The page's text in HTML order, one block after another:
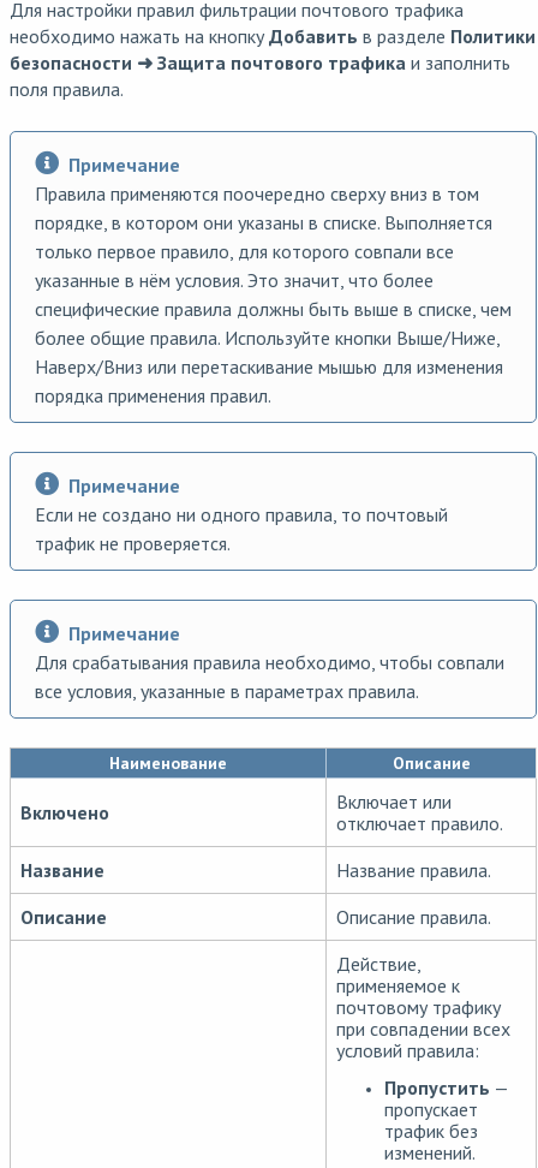
Для настройки правил фильтрации почтового трафика
необходимо нажать на кнопкуДобавить в разделе Политики
безопасности ➜ Защита почтового трафика и заполнить
поля правила.
Примечание
Правила применяются поочередно сверху вниз в том
порядке, в котором они указаны в списке. Выполняется
только первое правило, для которого совпали все
указанные в нём условия. Это значит, что более
специфические правила должны быть выше в списке, чем
более общие правила. Используйте кнопки Выше/Ниже,
Наверх/Вниз или перетаскивание мышью для изменения
порядка применения правил.
Примечание
Если не создано ни одного правила, то почтовый
трафик не проверяется.
Примечание
Для срабатывания правила необходимо, чтобы совпали
все условия, указанные в параметрах правила.
Наименование Описание
Включено
Включает или
отключает правило.
Название
Название правила.
Описание
Описание правила.
Действие,
применяемое к
почтовому трафику
при совпадении всех
условий правила:
Пропустить —
пропускает
трафик без
изменений.